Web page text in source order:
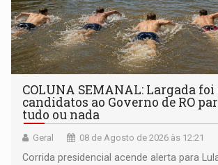
COLUNA SEMANAL: Largada foi
candidatos ao Governo de RO
tudo ou nada
Geral 08 de Agosto de 2026 às 12:21
Corrida presidencial acende alerta para